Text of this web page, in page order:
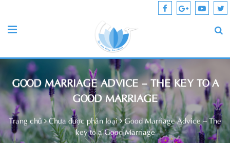
GOOD MARRIAGE ADVICE – THE KEY TO A
GOOD MARRIAGE
Trang chủ Chưa được phân loại Good Marriage Advice – The
key to a Good Marriage